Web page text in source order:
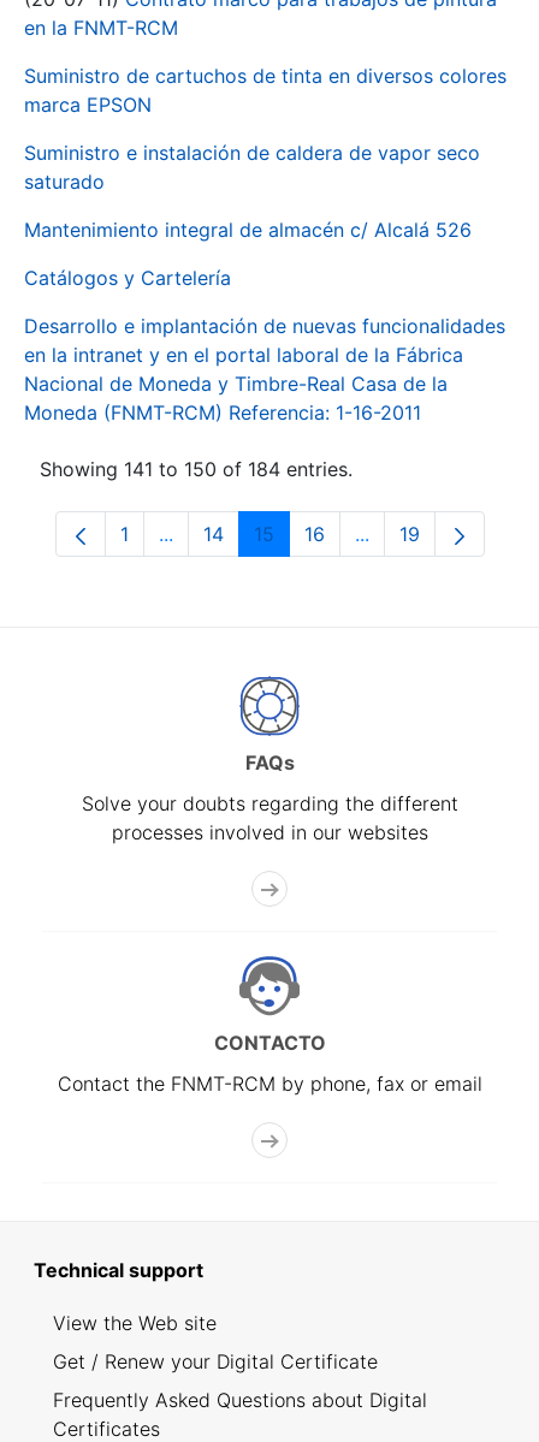
en la FNMT-RCM
Suministro de cartuchos de tinta en diversos colores
marca EPSON
Suministro e instalación de caldera de vapor seco
saturado
Mantenimiento integral de almacén c/ Alcalá 526
Catálogos y Cartelería
Desarrollo e implantación de nuevas funcionalidades
en la intranet y en el portal laboral de la Fábrica
Nacional de Moneda y Timbre-Real Casa de la
Moneda (FNMT-RCM) Referencia: 1-16-2011
Showing 141 to 150 of 184 entries.
Page
1 ...Intermediate Pages Use TAB to navigate.
Page
14 Page
15 Page
16 ...Intermediate
Page
19
FAQs
Solve your doubts regarding the different
processes involved in our websites
CONTACTO
Contact the FNMT-RCM by phone, fax or email
Technical support
View the Web site
Get / Renew your Digital Certificate
Frequently Asked Questions about Digital
Certificates